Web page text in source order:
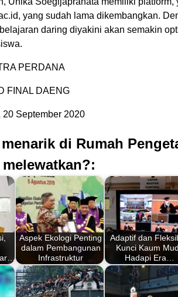
yang sudah lama dikembangkan.
daring diyakini akan semakin
PERDANA
FINAL DAENG
20 September 2020
di Rumah
Aspek Ekologi Penting
dalam Pembangunan
Infrastruktur
Adaptif dan
Kunci Kaum
Hadapi Era…